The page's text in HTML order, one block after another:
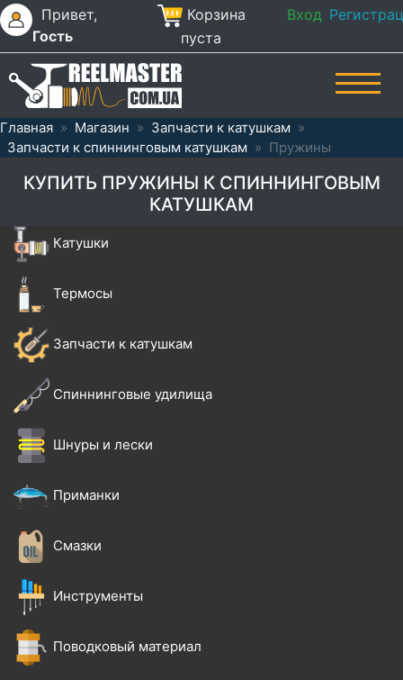
Привет,
Гость
Корзина
пуста
Вход
Главная » Магазин » Запчасти к катушкам »
Запчасти к спиннинговым катушкам » Пружины
КУПИТЬ ПРУЖИНЫ К СПИННИНГОВЫМ
КАТУШКАМ
Катушки
Термосы
Запчасти к катушкам
Спиннинговые удилища
Шнуры и лески
Приманки
Смазки
Инструменты
Поводковый материал